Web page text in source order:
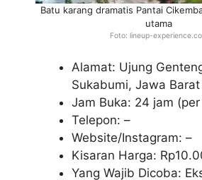
Batu karang dramatis Pantai
utama
Foto: lineup-
Alamat: Ujung
Sukabumi, Jawa Barat
Jam Buka: 24 jam
Telepon: –
Website/Instagram: –
Kisaran Harga:
Yang Wajib Dicoba: